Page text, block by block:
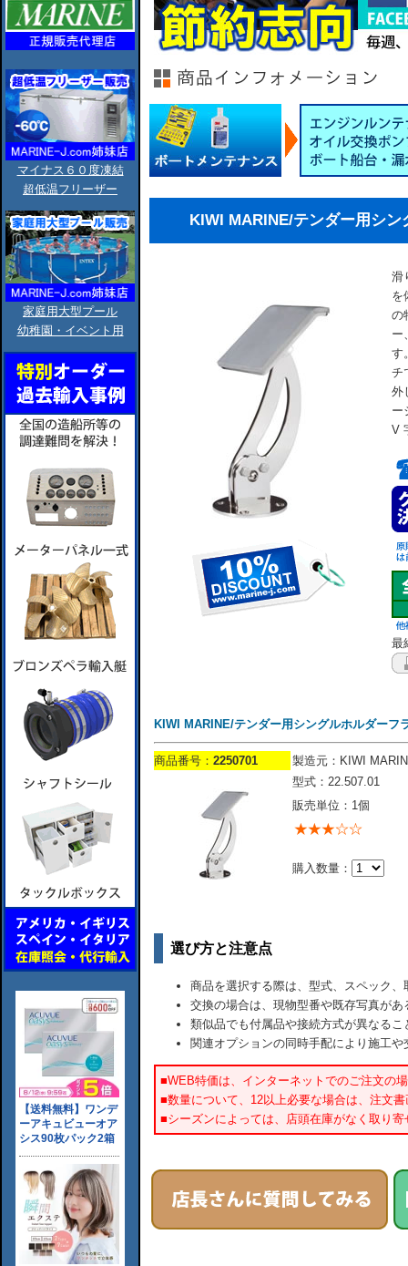
マイナス６０度凍結
超低温フリーザー
家庭用大型プール
幼稚園・イベント用
KIWI MARINE/テンダー用シ
滑
を
の
ー
す
チ
外
ー
V
最
KIWI MARINE/テンダー用シングルホルダーフ
商品番号： 2250701
製造元：KIWI
型式：22.507.01
販売単位：1個
購入数量：
選び方と注意点
商品を選択する際は、型式、スペック
交換の場合は、現物型番や既存写真が
類似品でも付属品や接続方式が異なるこ
関連オプションの同時手配により施工
■WEB特価は、インターネットでのご注文の
■数量について、12以上必要な場合は、注文
■シーズンによっては、店頭在庫がなく取り